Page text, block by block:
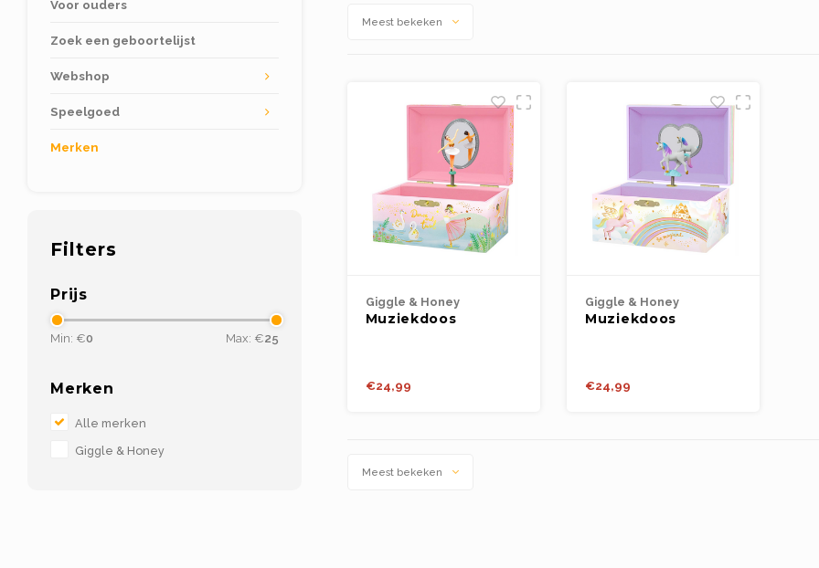
Voor ouders
Zoek een geboortelijst
Webshop
Speelgoed
Merken
Filters
Prijs
Min: €0 Max: €25
Merken
Alle merken
Giggle & Honey
Meest bekeken
Giggle & Honey
Muziekdoos
€24,99
Giggle & Honey
Muziekdoos
€24,99
Meest bekeken